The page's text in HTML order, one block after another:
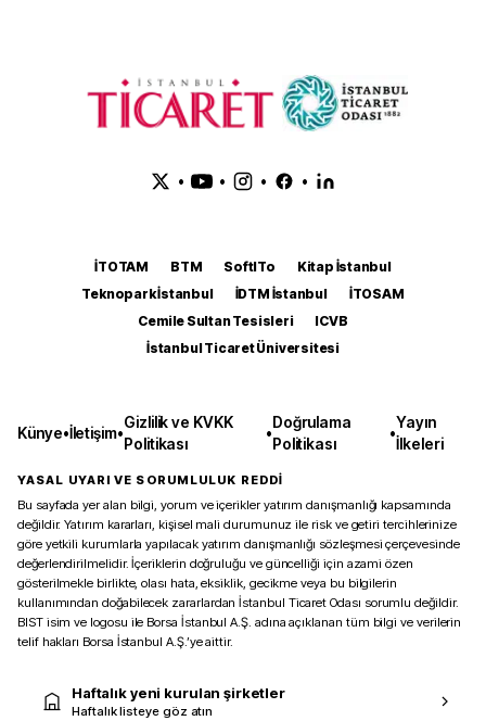
• • • •
İTOTAM BTM SoftITo
Kitap İstanbul
Teknopark İstanbul
İDTM İstanbul
İTOSAM
Cemile Sultan Tesisleri
ICVB
İstanbul Ticaret Üniversitesi
Künye•İletişim•
Gizlilik ve KVKK
Politikası
•
Doğrulama
Politikası
•
Yayın
İlkeleri
YASAL UYARI VE SORUMLULUK REDDİ
Bu sayfada yer alan bilgi, yorum ve içerikler yatırım danışmanlığı kapsamında
değildir. Yatırım kararları, kişisel mali durumunuz ile risk ve getiri tercihlerinize
göre yetkili kurumlarla yapılacak yatırım danışmanlığı sözleşmesi çerçevesinde
değerlendirilmelidir. İçeriklerin doğruluğu ve güncelliği için azami özen
gösterilmekle birlikte, olası hata, eksiklik, gecikme veya bu bilgilerin
kullanımından doğabilecek zararlardan İstanbul Ticaret Odası sorumlu değildir.
BIST isim ve logosu ile Borsa İstanbul A.Ş. adına açıklanan tüm bilgi ve verilerin
telif hakları Borsa İstanbul A.Ş.’ye aittir.
Haftalık yeni kurulan şirketler
Haftalık listeye göz atın